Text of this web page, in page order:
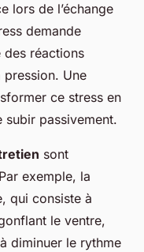
lors de l’échange
demande
des réactions
Une
ce stress en
passivement.
sont
exemple, la
qui consiste à
le ventre,
diminuer le rythme